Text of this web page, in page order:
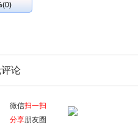
论
微信扫一扫
分享朋友圈